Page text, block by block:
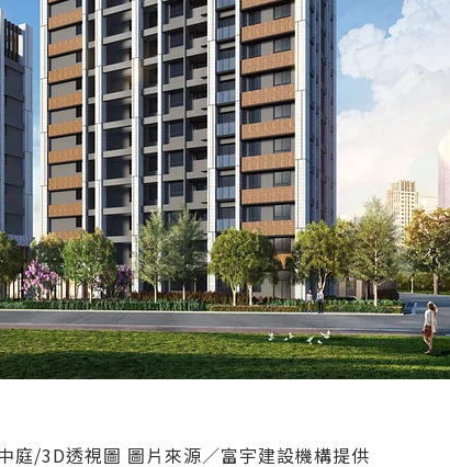
庭/3D透視圖 圖片來源／富宇建設機構提供